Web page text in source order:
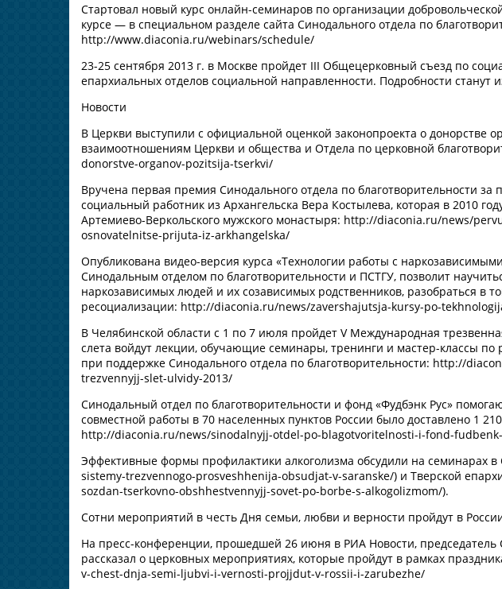
Стартовал новый курс онлайн-семинаров по организации
курсе — в специальном разделе сайта Синодального отдела по
http://www.diaconia.ru/webinars/schedule/
23-25 сентября 2013 г. в Москве пройдет III Общецерковный съезд по
епархиальных отделов социальной направленности. Подробности станут
Новости
В Церкви выступили с официальной оценкой законопроекта о донорстве
взаимоотношениям Церкви и общества и Отдела по церковной
donorstve-organov-pozitsija-tserkvi/
Вручена первая премия Синодального отдела по благотворительности
социальный работник из Архангельска Вера Костылева, которая в 2010
Артемиево-Веркольского мужского монастыря: http://diaconia.ru/news/
osnovatelnitse-prijuta-iz-arkhangelska/
Опубликована видео-версия курса «Технологии работы с
Синодальным отделом по благотворительности и ПСТГУ, позволит
наркозависимых людей и их созависимых родственников, разобраться в
ресоциализации: http://diaconia.ru/news/zavershajutsja-kursy-po-
В Челябинской области с 1 по 7 июля пройдет V Международная
слета войдут лекции, обучающие семинары, тренинги и мастер-классы
при поддержке Синодального отдела по благотворительности: http://
trezvennyjj-slet-ulvidy-2013/
Синодальный отдел по благотворительности и фонд «Фудбэнк Рус»
совместной работы в 70 населенных пунктов России было доставлено 1
http://diaconia.ru/news/sinodalnyjj-otdel-po-blagotvoritelnosti-i-fond-
Эффективные формы профилактики алкоголизма обсудили на семинарах
sistemy-trezvennogo-prosveshhenija-obsudjat-v-saranske/) и Тверской
sozdan-tserkovno-obshhestvennyjj-sovet-po-borbe-s-alkogolizmom/).
Сотни мероприятий в честь Дня семьи, любви и верности пройдут в
На пресс-конференции, прошедшей 26 июня в РИА Новости, председатель
рассказал о церковных мероприятиях, которые пройдут в рамках
v-chest-dnja-semi-ljubvi-i-vernosti-projjdut-v-rossii-i-zarubezhe/